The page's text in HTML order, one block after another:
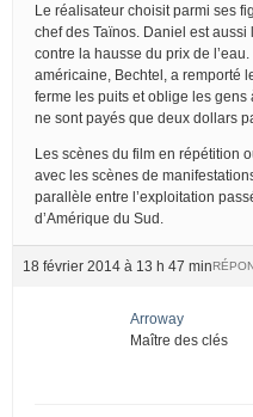
Le réalisateur choisit parmi ses
chef des Taïnos. Daniel est
contre la hausse du prix de
américaine, Bechtel, a remporté
ferme les puits et oblige les gens
ne sont payés que deux dollars
Les scènes du film en répétition
avec les scènes de
parallèle entre l’exploitation
d’Amérique du Sud.
18 février 2014 à 13 h 47 min
Arroway
Maître des clés